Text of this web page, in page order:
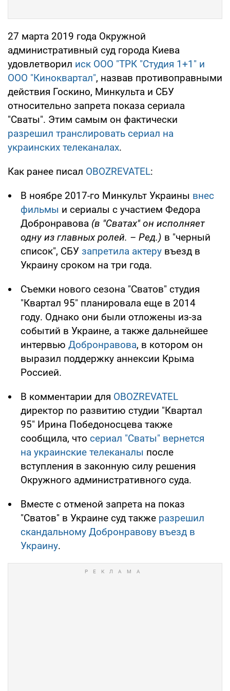
27 марта 2019 года Окружной
административный суд города Киева
удовлетворил иск ООО "ТРК "Студия 1+1" и
ООО "Киноквартал", назвав противоправными
действия Госкино, Минкульта и СБУ
относительно запрета показа сериала
"Сваты". Этим самым он фактически
разрешил транслировать сериал на
украинских телеканалах.
Как ранее писал OBOZREVATEL:
В ноябре 2017-го Минкульт Украины внес
фильмы и сериалы с участием Федора
Добронравова (в "Сватах" он исполняет
одну из главных ролей. – Ред.) в "черный
список", СБУ запретила актеру въезд в
Украину сроком на три года.
Съемки нового сезона "Сватов" студия
"Квартал 95" планировала еще в 2014
году. Однако они были отложены из-за
событий в Украине, а также дальнейшее
интервью Добронравова, в котором он
выразил поддержку аннексии Крыма
Россией.
В комментарии для OBOZREVATEL
директор по развитию студии "Квартал
95" Ирина Победоносцева также
сообщила, что сериал "Сваты" вернется
на украинские телеканалы после
вступления в законную силу решения
Окружного административного суда.
Вместе с отменой запрета на показ
"Сватов" в Украине суд также разрешил
скандальному Добронравову въезд в
Украину.